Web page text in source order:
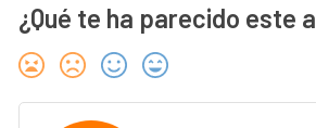
¿Qué te ha parecido este